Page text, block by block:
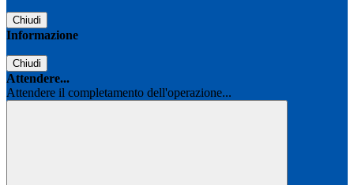
Chiudi
Informazione
Chiudi
Attendere...
Attendere il completamento dell'operazione...